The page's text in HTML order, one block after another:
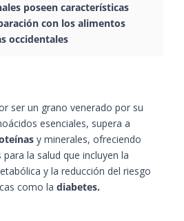
poseen características
con los alimentos
occidentales
ser un grano venerado por su
esenciales, supera a
y minerales, ofreciendo
la salud que incluyen la
y la reducción del riesgo
como la diabetes.